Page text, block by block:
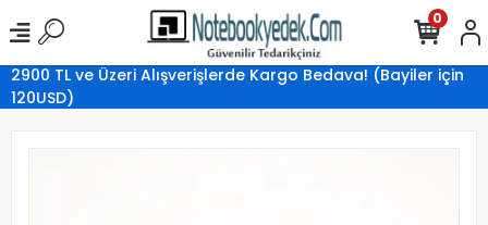
2900 TL ve Üzeri Alışverişlerde Kargo Bedava! (Bayiler için
120USD)
0